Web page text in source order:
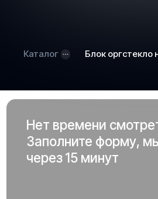
Каталог Блок
Нет времени
Заполните форму,
через 15 минут